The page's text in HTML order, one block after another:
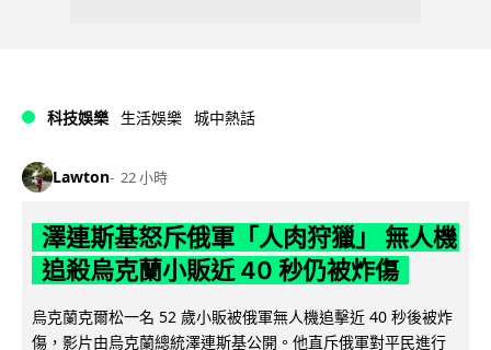
科技娛樂 生活娛樂 城中熱話
Lawton 22 小時
澤連斯基怒斥俄軍「人肉狩獵」 無人機
追殺烏克蘭小販近 40 秒仍被炸傷
烏克蘭克爾松一名 52 歲小販被俄軍無人機追擊近 40 秒後被炸
傷，影片由烏克蘭總統澤連斯基公開。他直斥俄軍對平民進行